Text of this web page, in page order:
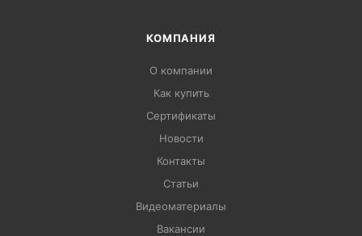
КОМПАНИЯ
О компании
Как купить
Сертификаты
Новости
Контакты
Статьи
Видеоматериалы
Вакансии